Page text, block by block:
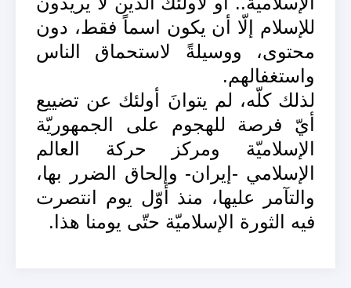
للإسلام إلّا أن يكون اسماً فقط، دون
محتوى، ووسيلةً لاستحماق الناس
واستغفالهم.
لذلك كلّه، لم يتوانَ أولئك عن تضييع
أيّ فرصة للهجوم على الجمهوريّة
الإسلاميّة ومركز حركة العالم
الإسلامي -إيران- وإلحاق الضرر بها،
والتآمر عليها، منذ أوّل يوم انتصرت
فيه الثورة الإسلاميّة حتّى يومنا هذا.